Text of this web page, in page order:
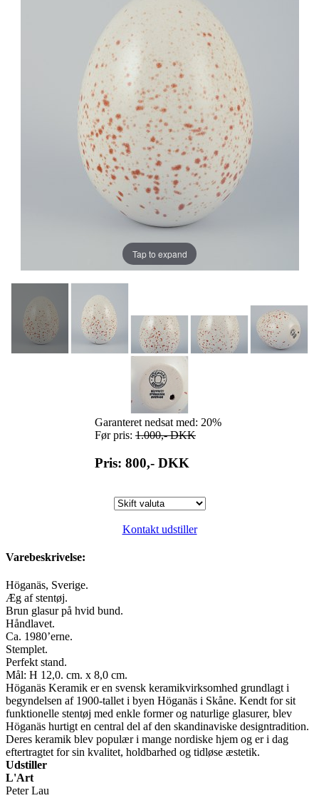
Tap to expand
Garanteret nedsat med: 20%
Før pris: 1.000,-DKK
Pris: 800,- DKK
Kontakt udstiller
Varebeskrivelse:
Höganäs, Sverige.
Æg af stentøj.
Brun glasur på hvid bund.
Håndlavet.
Ca. 1980’erne.
Stemplet.
Perfekt stand.
Mål: H 12,0. cm. x 8,0 cm.
Höganäs Keramik er en svensk keramikvirksomhed grundlagt i
begyndelsen af 1900-tallet i byen Höganäs i Skåne. Kendt for sit
funktionelle stentøj med enkle former og naturlige glasurer, blev
Höganäs hurtigt en central del af den skandinaviske designtradition.
Deres keramik blev populær i mange nordiske hjem og er i dag
eftertragtet for sin kvalitet, holdbarhed og tidløse æstetik.
Udstiller
L'Art
Peter Lau